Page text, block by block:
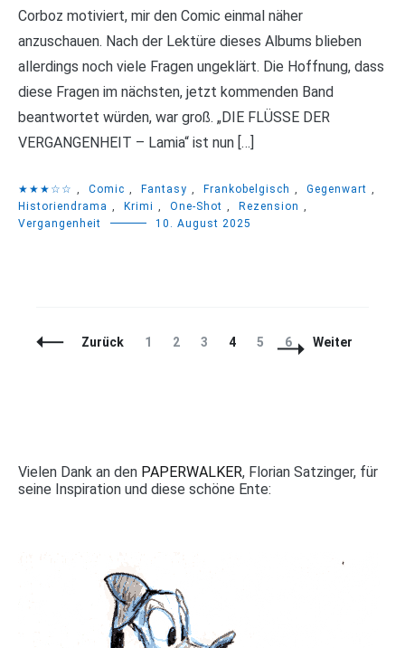
Corboz motiviert, mir den Comic einmal näher
anzuschauen. Nach der Lektüre dieses Albums blieben
allerdings noch viele Fragen ungeklärt. Die Hoffnung, dass
diese Fragen im nächsten, jetzt kommenden Band
beantwortet würden, war groß. „DIE FLÜSSE DER
VERGANGENHEIT – Lamia“ ist nun […]
★★★☆☆ , Comic , Fantasy , Frankobelgisch , Gegenwart ,
Historiendrama , Krimi , One-Shot , Rezension ,
Vergangenheit
10. August 2025
Beitragsnavigation
Zurück Seite
1 Seite
2 Seite
3 Seite
4 Seite
5 Seite
6 Weiter
Vielen Dank an den PAPERWALKER, Florian Satzinger, für
seine Inspiration und diese schöne Ente: